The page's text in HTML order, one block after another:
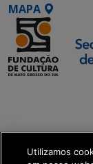
MAPA
Utilizamos